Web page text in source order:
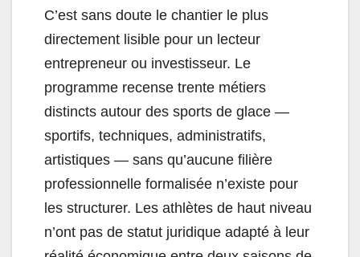
C’est sans doute le chantier le plus
directement lisible pour un lecteur
entrepreneur ou investisseur. Le
programme recense trente métiers
distincts autour des sports de glace —
sportifs, techniques, administratifs,
artistiques — sans qu’aucune filière
professionnelle formalisée n’existe pour
les structurer. Les athlètes de haut niveau
n’ont pas de statut juridique adapté à leur